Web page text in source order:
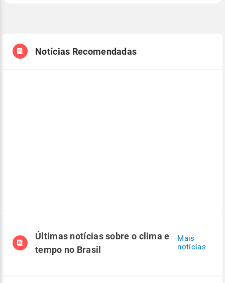
Notícias Recomendadas
Últimas notícias sobre o clima e
tempo no Brasil
Mais
notícias